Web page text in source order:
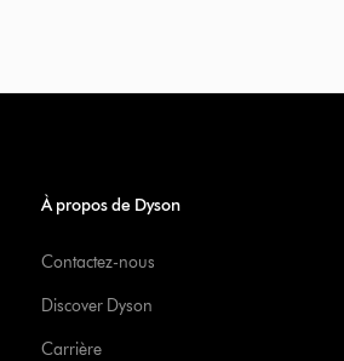
À propos de Dyson
Contactez-nous
Discover Dyson
Carrière